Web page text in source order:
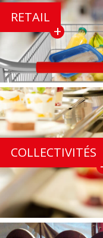
RETAIL
COLLECTIVITÉS